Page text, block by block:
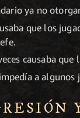
ya no
que los
causaba
a